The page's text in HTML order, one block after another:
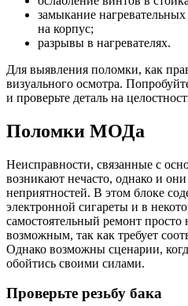
замыкание
на корпус;
разрывы в нагревателях.
Для выявления поломки, как
визуального осмотра.
и проверьте деталь на
Поломки МОДа
Неисправности, связанные с
возникают нечасто, однако и
неприятностей. В этом блоке
электронной сигареты и в
самостоятельный ремонт просто
возможным, так как требует
Однако возможны сценарии,
обойтись своими силами.
Проверьте резьбу бака